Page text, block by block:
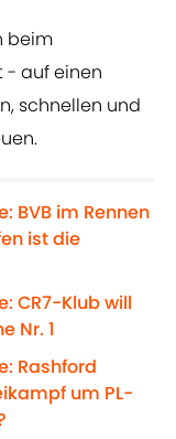
beim
- auf einen
schnellen und
BVB im Rennen
ist die
CR7-Klub will
Nr. 1
Rashford
um PL-